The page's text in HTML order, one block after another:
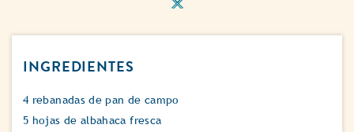
INGREDIENTES
4 rebanadas de pan de campo
5 hojas de albahaca fresca